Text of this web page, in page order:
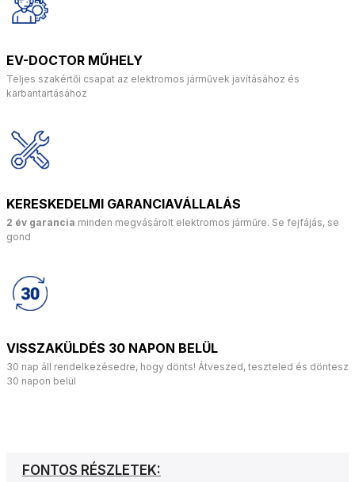
EV-DOCTOR MŰHELY
Teljes szakértői csapat az elektromos járművek javításához és
karbantartásához
KERESKEDELMI GARANCIAVÁLLALÁS
2 év garancia minden megvásárolt elektromos járműre. Se fejfájás, se
gond
VISSZAKÜLDÉS 30 NAPON BELÜL
30 nap áll rendelkezésedre, hogy dönts! Átveszed, teszteled és döntesz
30 napon belül
FONTOS RÉSZLETEK: